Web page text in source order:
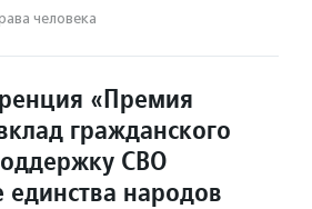
человека
«Премия
гражданского
СВО
единства народов